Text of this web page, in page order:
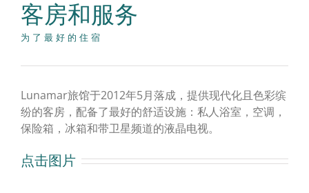
客房和服务
为了最好的住宿
Lunamar旅馆于2012年5月落成，提供现代化且色彩缤
纷的客房，配备了最好的舒适设施：私人浴室，空调，
保险箱，冰箱和带卫星频道的液晶电视。
点击图片